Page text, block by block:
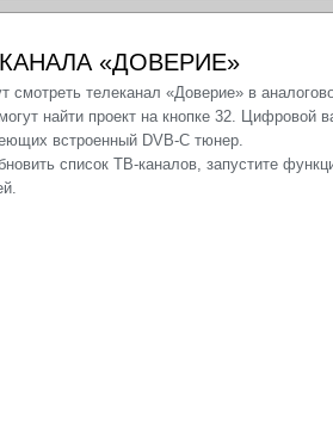
«ДОВЕРИЕ»
телеканал «Доверие» в
найти проект на кнопке 32. Цифровой
встроенный DVB-C тюнер.
список ТВ-каналов, запустите